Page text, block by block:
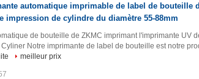
automatique imprimable de label de bouteille
impression de cylindre du diamètre 55-88mm
de bouteille de ZKMC imprimant l'imprimante UV
Notre imprimante de label de bouteille est notre
meilleur prix